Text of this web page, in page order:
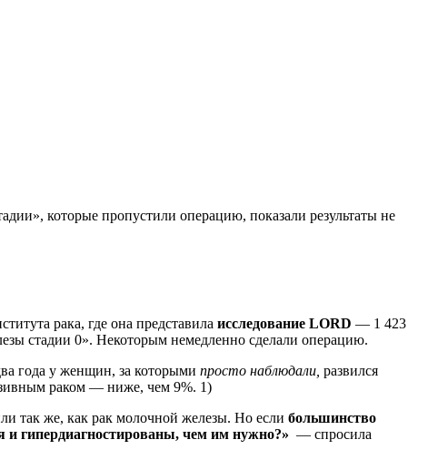
которые пропустили операцию, показали результаты не
рака, где она представила исследование LORD — 1 423
стадии 0». Некоторым немедленно сделали операцию.
года у женщин, за которыми просто наблюдали, развился
раком — ниже, чем 9%. 1)
так же, как рак молочной железы. Но если большинство
гипердиагностированы, чем им нужно?» — спросила